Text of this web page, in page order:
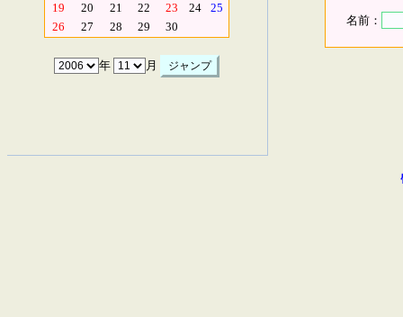
19
20 21 22 23 24
25
26
27 28 29 30
年 月
名前：